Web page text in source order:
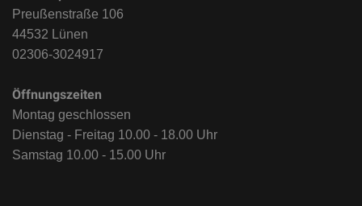
Preußenstraße 106
44532 Lünen
02306-3024917
Öffnungszeiten
Montag geschlossen
Dienstag - Freitag 10.00 - 18.00 Uhr
Samstag 10.00 - 15.00 Uhr